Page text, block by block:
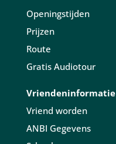
Openingstijden
Prijzen
Route
Gratis Audiotour
Vriendeninformatie
Vriend worden
ANBI Gegevens